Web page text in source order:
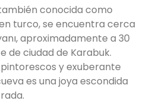
conocida como
turco, se encuentra cerca
aproximadamente a 30
de ciudad de Karabuk.
y exuberante
es una joya escondida